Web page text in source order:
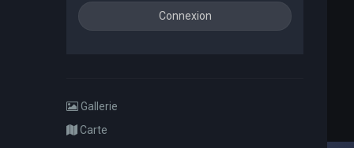
Gallerie
Carte